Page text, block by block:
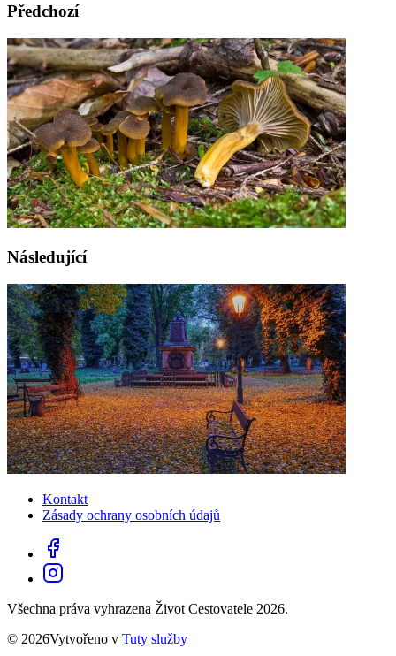
Předchozí
Následující
Kontakt
Zásady ochrany osobních údajů
Všechna práva vyhrazena Život Cestovatele 2026.
© 2026Vytvořeno v Tuty služby